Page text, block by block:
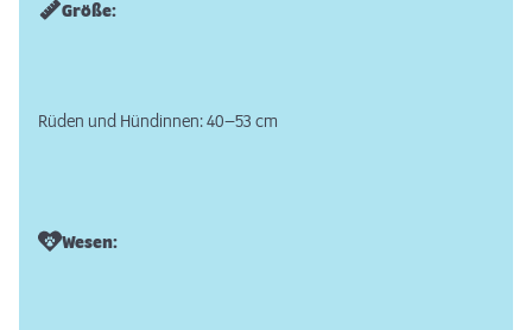
Größe:
Rüden und Hündinnen: 40–53 cm
Wesen: